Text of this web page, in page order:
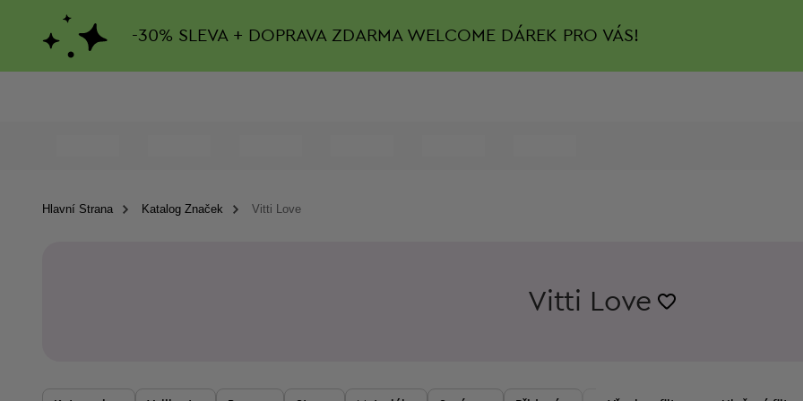
-30% SLEVA + DOPRAVA ZDARMAWELCOME DÁREK PRO VÁS!
Hlavní Strana Katalog Značek Vitti Love
Vitti Love